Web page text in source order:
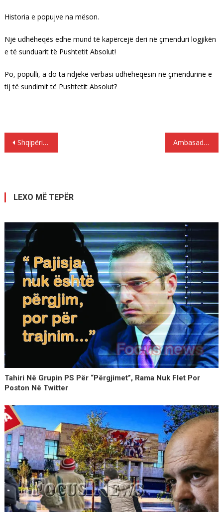
Historia e popujve na mëson.
Një udhëheqës edhe mund të kapërcejë deri në çmenduri logjikën
e të sunduarit të Pushtetit Absolut!
Po, populli, a do ta ndjekë verbasi udhëheqësin në çmendurinë e
tij të sundimit të Pushtetit Absolut?
Lëvizje
Shqipëria, vendi europian me numrin më të lartë të azilkërkuesve në BE në vitin 2016 Ambasada shqiptare në Greqi, tre javë pa ambasador
LEXO MË TEPËR
Tahiri Në Grupin PS Për “përgjimet”, Rama Nuk Flet Por
Poston Në Twitter